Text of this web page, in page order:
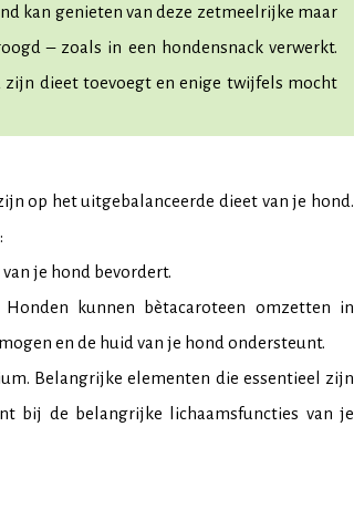
kan genieten van deze zetmeelrijke maar
– zoals in een hondensnack verwerkt.
dieet toevoegt en enige twijfels mocht
op het uitgebalanceerde dieet van je hond.
je hond bevordert.
kunnen bètacaroteen omzetten in
en de huid van je hond ondersteunt.
Belangrijke elementen die essentieel zijn
bij de belangrijke lichaamsfuncties van je